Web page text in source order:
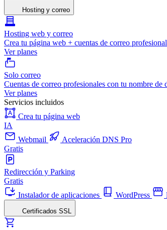
Hosting y correo
Hosting web y correo
Crea tu página web + cuentas de correo
Ver planes
Solo correo
Cuentas de correo profesionales con tu nombre de
Ver planes
Servicios incluidos
Crea tu página web
IA
Webmail
Aceleración DNS Pro
Gratis
Redirección y Parking
Gratis
Instalador de aplicaciones
WordPress
Certificados SSL